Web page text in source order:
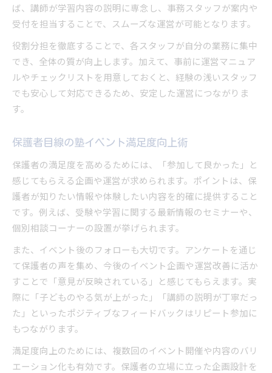
ば、講師が学習内容の説明に専念し、事務スタッフが案内や
受付を担当することで、スムーズな運営が可能となります。
役割分担を徹底することで、各スタッフが自分の業務に集中
でき、全体の質が向上します。加えて、事前に運営マニュア
ルやチェックリストを用意しておくと、経験の浅いスタッフ
でも安心して対応できるため、安定した運営につながりま
す。
保護者目線の塾イベント満足度向上術
保護者の満足度を高めるためには、「参加して良かった」と
感じてもらえる企画や運営が求められます。ポイントは、保
護者が知りたい情報や体験したい内容を的確に提供すること
です。例えば、受験や学習に関する最新情報のセミナーや、
個別相談コーナーの設置が挙げられます。
また、イベント後のフォローも大切です。アンケートを通じ
て保護者の声を集め、今後のイベント企画や運営改善に活か
すことで「意見が反映されている」と感じてもらえます。実
際に「子どものやる気が上がった」「講師の説明が丁寧だっ
た」といったポジティブなフィードバックはリピート参加に
もつながります。
満足度向上のためには、複数回のイベント開催や内容のバリ
エーション化も有効です。保護者の立場に立った企画設計を